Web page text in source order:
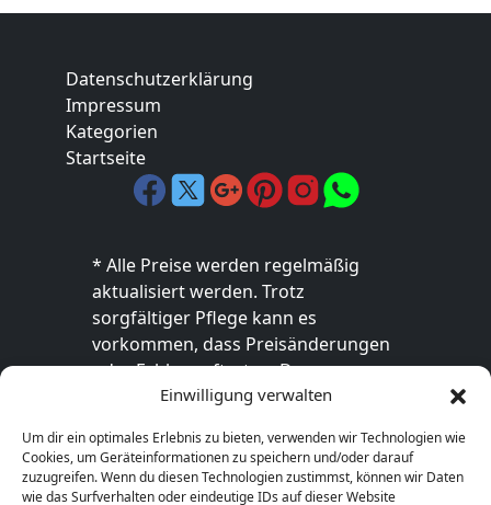
Einwilligung verwalten
Um dir ein optimales Erlebnis zu bieten, verwenden wir Technologien wie
Cookies, um Geräteinformationen zu speichern und/oder darauf
zuzugreifen. Wenn du diesen Technologien zustimmst, können wir Daten
wie das Surfverhalten oder eindeutige IDs auf dieser Website
Datenschutzerklärung
Impressum
Kategorien
Startseite
* Alle Preise werden regelmäßig
aktualisiert werden. Trotz
sorgfältiger Pflege kann es
vorkommen, dass Preisänderungen
oder Fehler auftreten. Der
endgültige Preis sowie die
ausschließlich im jeweiligen Online-
Shop des Anbieters verbindlich. Bitte